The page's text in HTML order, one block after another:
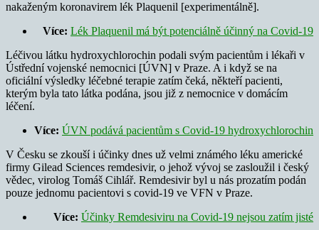
nakaženým koronavirem lék Plaquenil [experimentálně].
Více: Lék Plaquenil má být potenciálně účinný na Covid-19
Léčivou látku hydroxychlorochin podali svým pacientům i lékaři v
Ústřední vojenské nemocnici [ÚVN] v Praze. A i když se na
oficiální výsledky léčebné terapie zatím čeká, někteří pacienti,
kterým byla tato látka podána, jsou již z nemocnice v domácím
léčení.
Více: ÚVN podává pacientům s Covid-19 hydroxychlorochin
V Česku se zkouší i účinky dnes už velmi známého léku americké
firmy Gilead Sciences remdesivir, o jehož vývoj se zasloužil i český
vědec, virolog Tomáš Cihlář. Remdesivir byl u nás prozatím podán
pouze jednomu pacientovi s covid-19 ve VFN v Praze.
Více: Účinky Remdesiviru na Covid-19 nejsou zatím jisté